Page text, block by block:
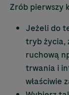
Zrób pierwszy
Jeżeli do
tryb życia,
ruchową
trwania i
właściwie